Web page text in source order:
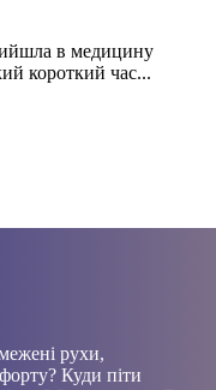
в медицину
короткий час...
рухи,
Куди піти